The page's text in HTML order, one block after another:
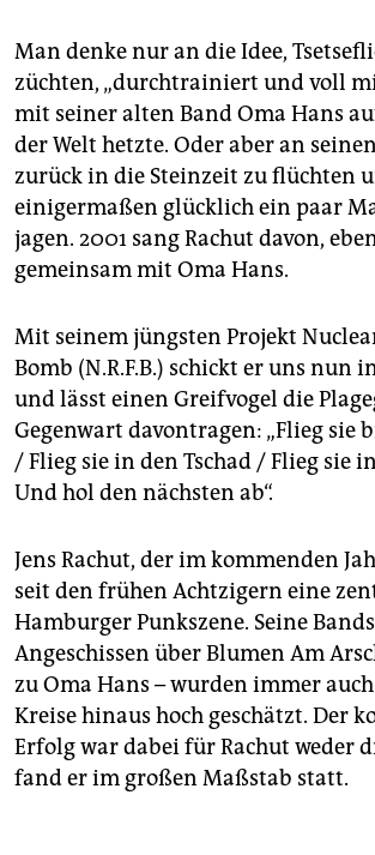
Man denke nur an die Idee,
züchten, „durchtrainiert und voll
mit seiner alten Band Oma Hans
der Welt hetzte. Oder aber an
zurück in die Steinzeit zu flüchten
einigermaßen glücklich ein paar
jagen. 2001 sang Rachut davon,
gemeinsam mit Oma Hans.
Mit seinem jüngsten Projekt
Bomb (N.R.F.B.) schickt er uns nun
und lässt einen Greifvogel die
Gegenwart davontragen: „Flieg sie
/ Flieg sie in den Tschad / Flieg sie
Und hol den nächsten ab“.
Jens Rachut, der im kommenden
seit den frühen Achtzigern eine
Hamburger Punkszene. Seine
Angeschissen über Blumen Am
zu Oma Hans – wurden immer
Kreise hinaus hoch geschätzt. Der
Erfolg war dabei für Rachut weder
fand er im großen Maßstab statt.